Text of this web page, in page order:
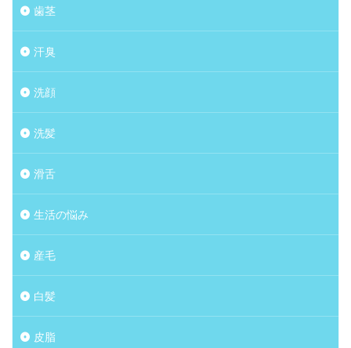
歯茎
汗臭
洗顔
洗髪
滑舌
生活の悩み
産毛
白髪
皮脂